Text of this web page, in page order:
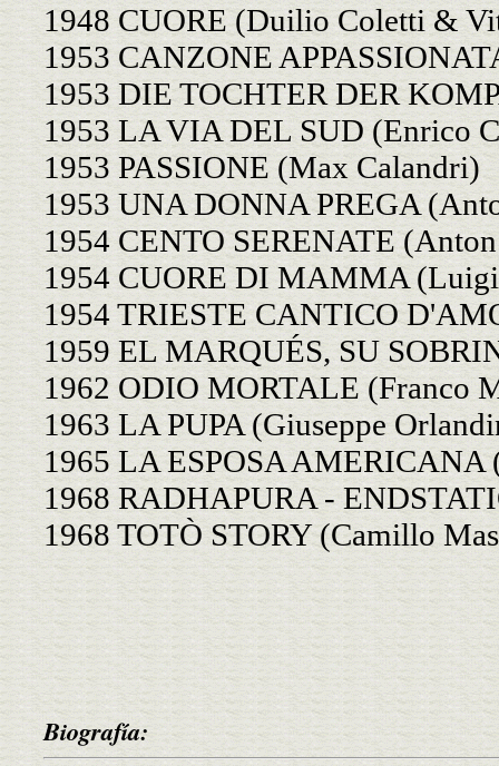
1948 CUORE (Duilio Coletti &
1953 CANZONE
1953 DIE TOCHTER DER
1953 LA VIA DEL SUD (Enrico
1953 PASSIONE (Max Calandri)
1953 UNA DONNA PREGA
1954 CENTO SERENATE
1954 CUORE DI MAMMA (Luigi
1954 TRIESTE CANTICO
1959 EL MARQUÉS, SU
1962 ODIO MORTALE (Franco
1963 LA PUPA (Giuseppe
1965 LA ESPOSA
1968 RADHAPURA -
1968 TOTÒ STORY (Camillo
Biografía: